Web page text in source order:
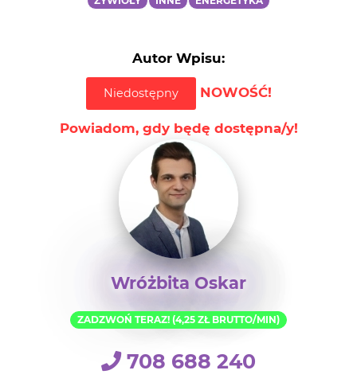
Autor Wpisu:
Niedostępny NOWOŚĆ!
Powiadom, gdy będę dostępna/y!
Wróżbita Oskar
ZADZWOŃ TERAZ! (4,25 ZŁ BRUTTO/MIN)
708 688 240